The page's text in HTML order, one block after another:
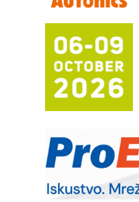
Automatizacija
Proizvodnja iC7
mrežnog
hlađenjem
Potpuna
sistema
IB BLUMENAUER
poverenja u
RMQ-TITAN
– Pametna
upravljanje